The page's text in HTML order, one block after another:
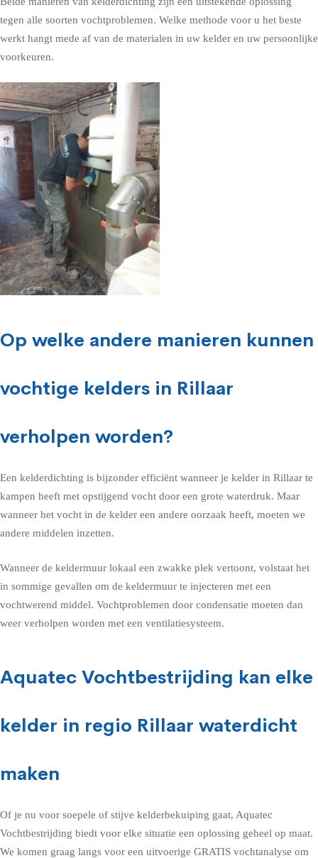
tegen alle soorten vochtproblemen. Welke methode voor u het beste
werkt hangt mede af van de materialen in uw kelder en uw persoonlijke
voorkeuren.
Op welke andere manieren kunnen
vochtige kelders in Rillaar
verholpen worden?
Een kelderdichting is bijzonder efficiënt wanneer je kelder in Rillaar te
kampen heeft met opstijgend vocht door een grote waterdruk. Maar
wanneer het vocht in de kelder een andere oorzaak heeft, moeten we
andere middelen inzetten.
Wanneer de keldermuur lokaal een zwakke plek vertoont, volstaat het
in sommige gevallen om de keldermuur te injecteren met een
vochtwerend middel. Vochtproblemen door condensatie moeten dan
weer verholpen worden met een ventilatiesysteem.
Aquatec Vochtbestrijding kan elke
kelder in regio Rillaar waterdicht
maken
Of je nu voor soepele of stijve kelderbekuiping gaat, Aquatec
Vochtbestrijding biedt voor elke situatie een oplossing geheel op maat.
We komen graag langs voor een uitvoerige GRATIS vochtanalyse om